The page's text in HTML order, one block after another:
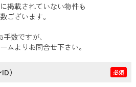
掲載されていない物件も
ございます。
手数ですが、
ムよりお問合せ下さい。
） 必須